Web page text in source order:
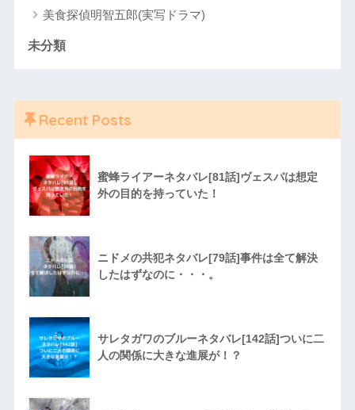
美食探偵明智五郎(実写ドラマ)
未分類
Recent Posts
蜜蜂ライアーネタバレ[81話]ヴェスパは想定
外の目的を持っていた！
ニドメの共犯ネタバレ[79話]事件は全て解決
したはずなのに・・・。
サレタガワのブルーネタバレ[142話]ついに二
人の関係に大きな進展が！？